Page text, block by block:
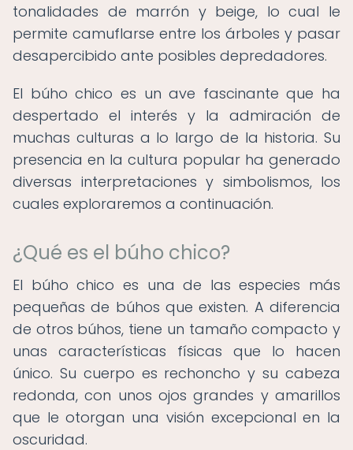
tonalidades de marrón y beige, lo cual le
permite camuflarse entre los árboles y pasar
desapercibido ante posibles depredadores.
El búho chico es un ave fascinante que ha
despertado el interés y la admiración de
muchas culturas a lo largo de la historia. Su
presencia en la cultura popular ha generado
diversas interpretaciones y simbolismos, los
cuales exploraremos a continuación.
¿Qué es el búho chico?
El búho chico es una de las especies más
pequeñas de búhos que existen. A diferencia
de otros búhos, tiene un tamaño compacto y
unas características físicas que lo hacen
único. Su cuerpo es rechoncho y su cabeza
redonda, con unos ojos grandes y amarillos
que le otorgan una visión excepcional en la
oscuridad.